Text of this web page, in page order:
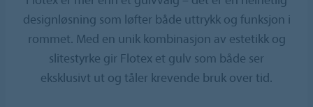
designløsning som løfter både uttrykk og funksjon i
rommet. Med en unik kombinasjon av estetikk og
slitestyrke gir Flotex et gulv som både ser
eksklusivt ut og tåler krevende bruk over tid.